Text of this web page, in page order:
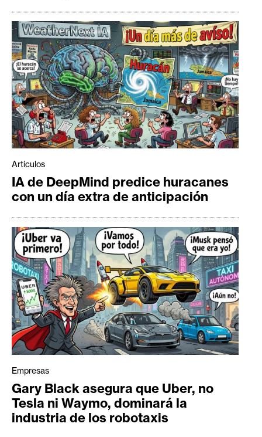
Artículos
IA de DeepMind predice huracanes
con un día extra de anticipación
Empresas
Gary Black asegura que Uber, no
Tesla ni Waymo, dominará la
industria de los robotaxis